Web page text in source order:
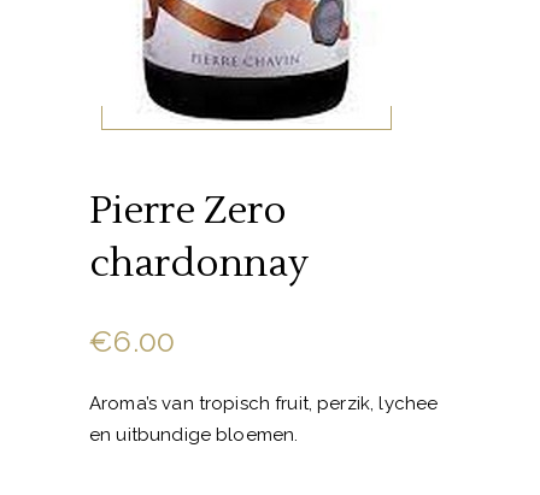
Pierre Zero
chardonnay
€6.00
Aroma’s van tropisch fruit, perzik, lychee
en uitbundige bloemen.